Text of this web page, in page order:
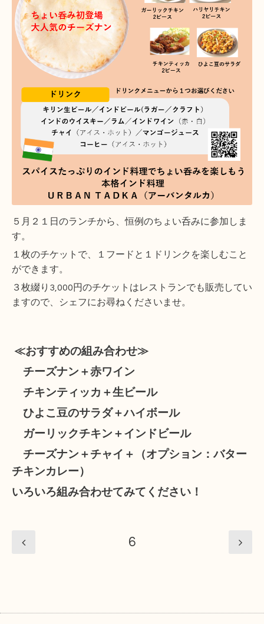
５月２１日のランチから、恒例のちょい呑みに参加しま
す。
１枚のチケットで、１フードと１ドリンクを楽しむこと
ができます。
３枚綴り3,000円のチケットはレストランでも販売してい
ますので、シェフにお尋ねくださいませ。
≪おすすめの組み合わせ≫
チーズナン＋赤ワイン
チキンティッカ＋生ビール
ひよこ豆のサラダ＋ハイボール
ガーリックチキン＋インドビール
チーズナン＋チャイ＋（オプション：バター
チキンカレー）
いろいろ組み合わせてみてください！
6